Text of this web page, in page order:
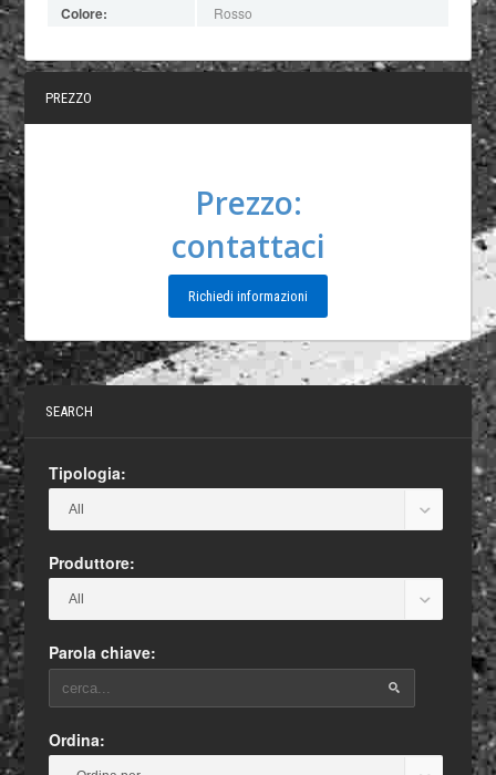
Colore: Rosso
PREZZO
Prezzo:
contattaci
Richiedi informazioni
SEARCH
Tipologia:
Produttore:
Parola chiave:
Ordina: